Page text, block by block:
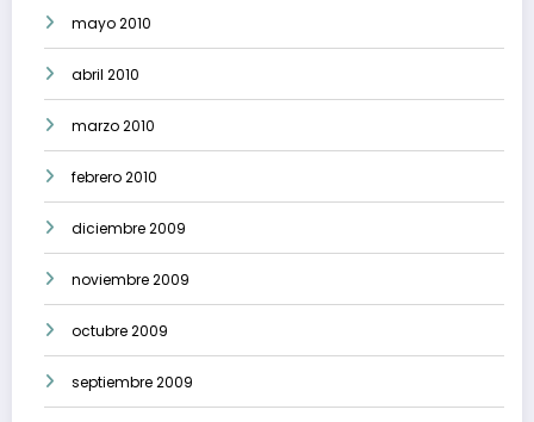
mayo 2010
abril 2010
marzo 2010
febrero 2010
diciembre 2009
noviembre 2009
octubre 2009
septiembre 2009